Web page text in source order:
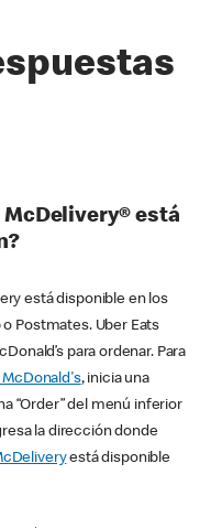
McDelivery® está
está disponible en los
Postmates. Uber Eats
para ordenar. Para
McDonald's, inicia una
“Order” del menú inferior
la dirección donde
está disponible